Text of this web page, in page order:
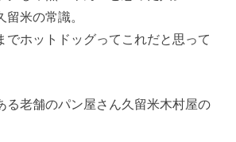
米の常識。
でホットドッグってこれだと思って
る老舗のパン屋さん久留米木村屋の